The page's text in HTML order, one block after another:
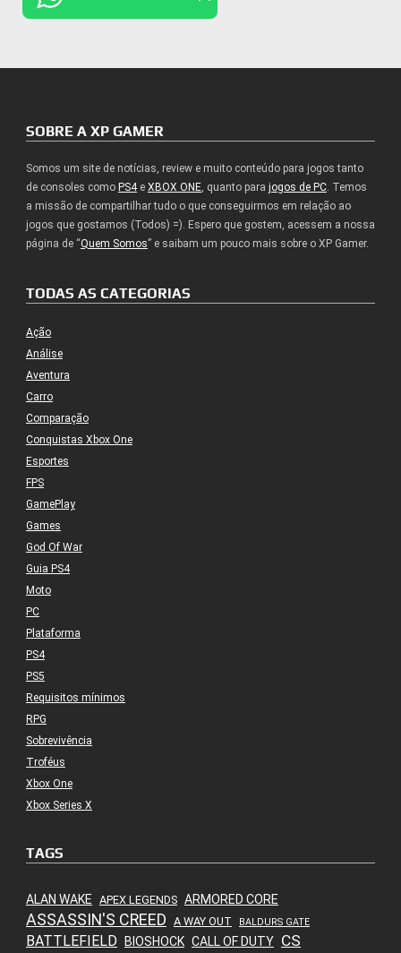
SOBRE A XP GAMER
Somos um site de notícias, review e muito conteúdo para jogos tanto
de consoles como PS4e XBOX ONE, quanto para jogos de PC. Temos
a missão de compartilhar tudo o que conseguirmos em relação ao
jogos que gostamos (Todos) =). Espero que gostem, acessem a nossa
página de “Quem Somos” e saibam um pouco mais sobre o XP Gamer.
TODAS AS CATEGORIAS
Ação
Análise
Aventura
Carro
Comparação
Conquistas Xbox One
Esportes
FPS
GamePlay
Games
God Of War
Guia PS4
Moto
PC
Plataforma
PS4
PS5
Requisitos mínimos
RPG
Sobrevivência
Troféus
Xbox One
Xbox Series X
TAGS
ALAN WAKE APEX LEGENDS ARMORED CORE
ASSASSIN'S CREED A WAY OUT BALDURS GATE
BATTLEFIELD BIOSHOCK CALL OF DUTY CS